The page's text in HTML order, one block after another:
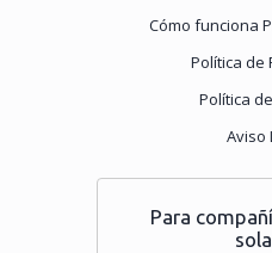
Cómo funciona
Política de
Política
Aviso
Para